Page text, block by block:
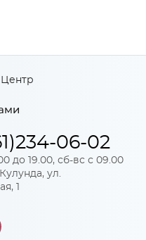
06-02
до 19.00, сб-вс с 09.00
ул.
1